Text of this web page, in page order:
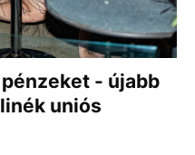
- újabb
uniós